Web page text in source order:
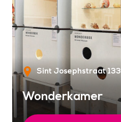
Sint Josephstraat 133
Wonderkamer